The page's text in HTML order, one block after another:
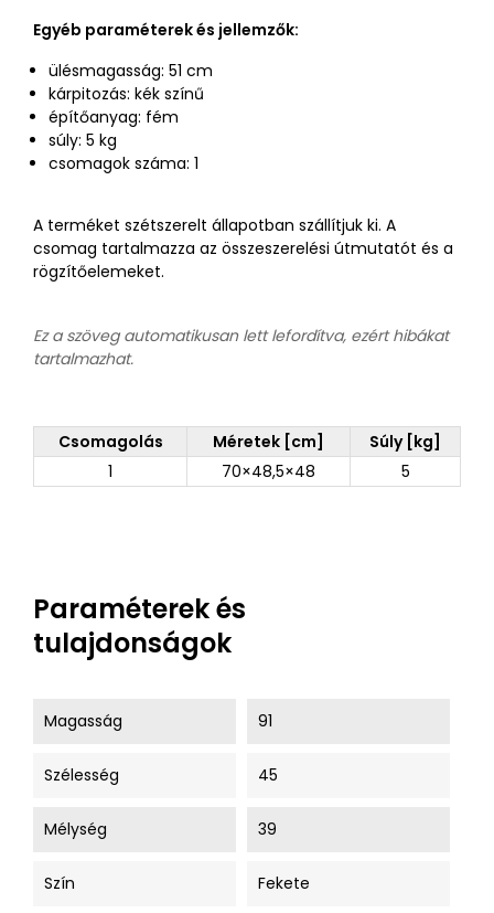
Egyéb paraméterek és jellemzők:
ülésmagasság: 51 cm
kárpitozás: kék színű
építőanyag: fém
súly: 5 kg
csomagok száma: 1
A terméket szétszerelt állapotban szállítjuk ki. A
csomag tartalmazza az összeszerelési útmutatót és a
rögzítőelemeket.
Ez a szöveg automatikusan lett lefordítva, ezért hibákat
tartalmazhat.
Csomagolás Méretek [cm]
Súly [kg]
1
70×48,5×48 5
Paraméterek és
tulajdonságok
Magasság 91
Szélesség 45
Mélység 39
Szín Fekete